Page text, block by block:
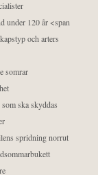
under 120 år <span
och arters
somrar
ska skyddas
spridning norrut